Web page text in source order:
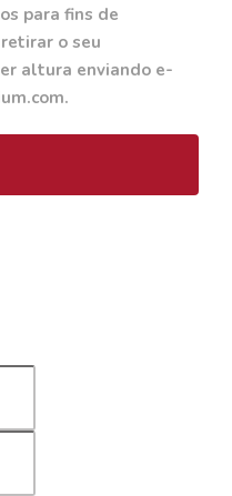
para fins de
o seu
altura enviando e-